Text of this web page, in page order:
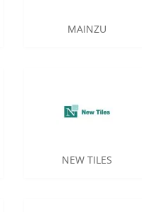
MAINZU
NEW TILES